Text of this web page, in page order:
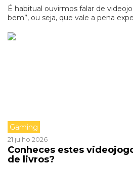
É habitual ouvirmos falar de
bem”, ou seja, que vale a pena
Gaming
21 julho 2026
Conheces estes
de livros?